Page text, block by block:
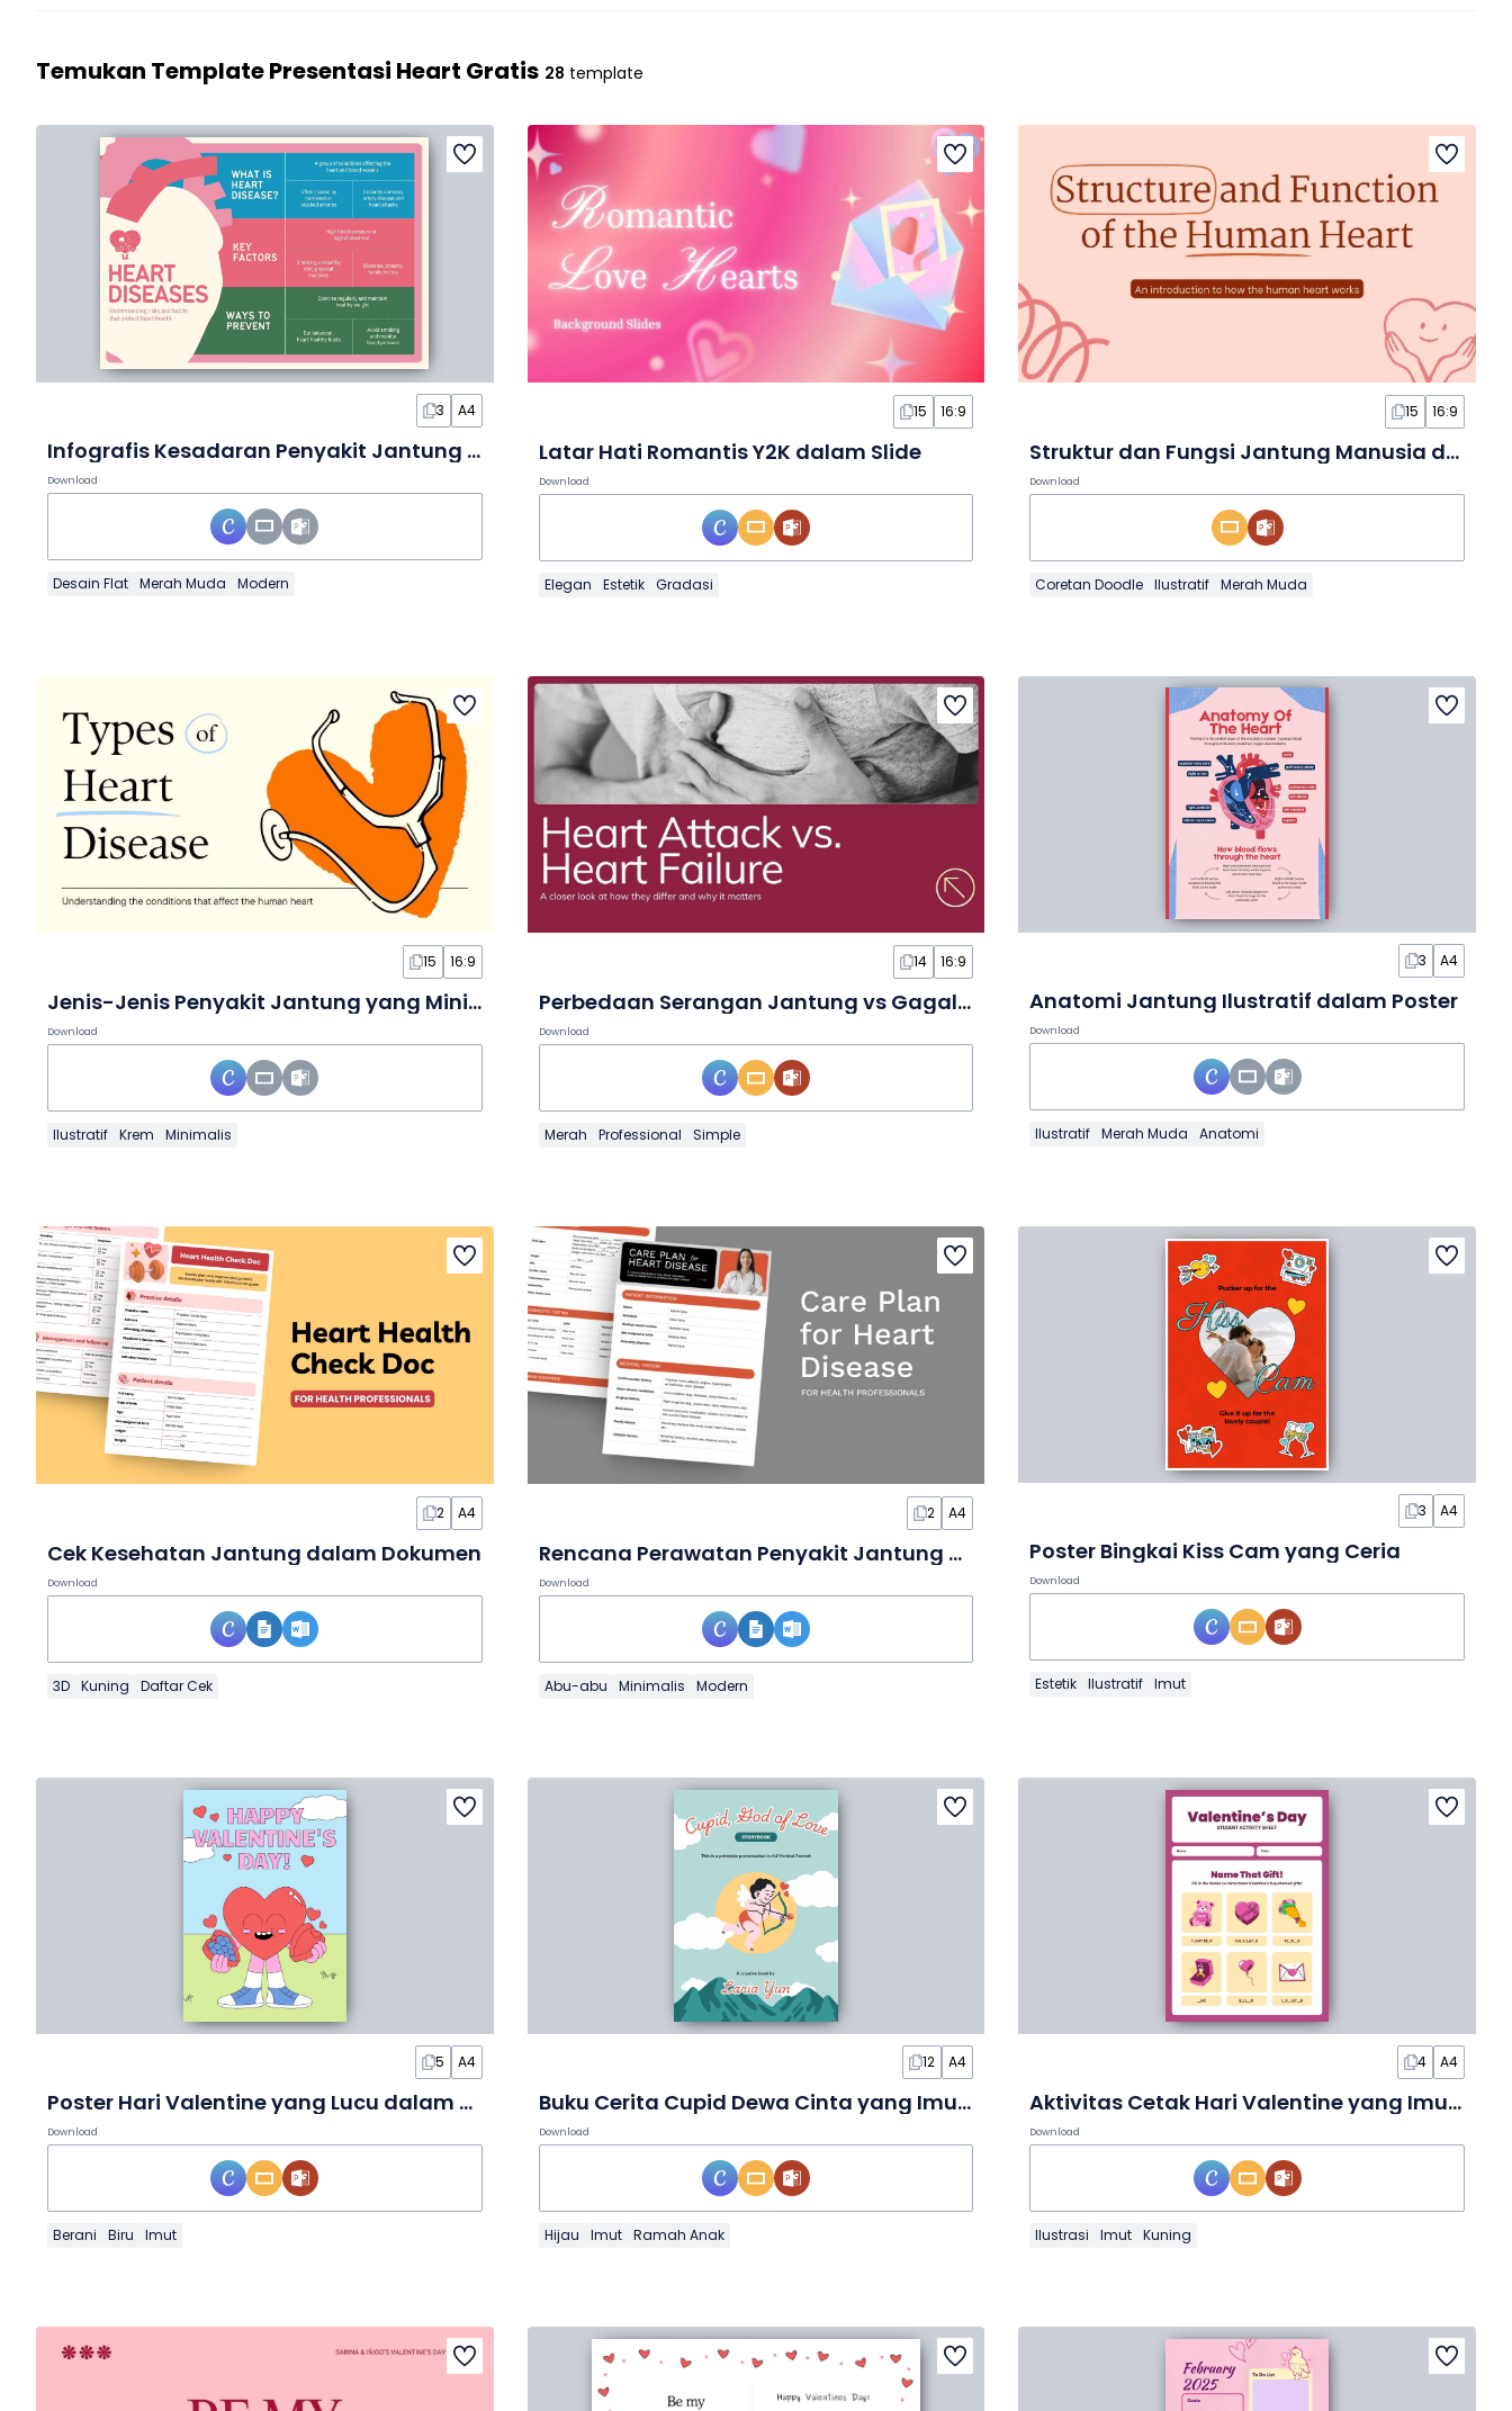
Temukan Template Presentasi Heart Gratis 28 template
3 A4
Infografis Kesadaran Penyakit Jantung dalam Slide
Download
Desain Flat Merah Muda Modern
15 16:9
Latar Hati Romantis Y2K dalam Slide
Download
Elegan Estetik Gradasi
15 16:9
Struktur dan Fungsi Jantung Manusia dalam Slide
Download
Coretan Doodle Ilustratif Merah Muda
15 16:9
Jenis-Jenis Penyakit Jantung yang Minimalis dalam Slide
Download
Ilustratif Krem Minimalis
14 16:9
Perbedaan Serangan Jantung vs Gagal Jantung dalam Slide
Download
Merah Professional Simple
3 A4
Anatomi Jantung Ilustratif dalam Poster
Download
Ilustratif Merah Muda Anatomi
2 A4
Cek Kesehatan Jantung dalam Dokumen
Download
3D Kuning Daftar Cek
2 A4
Rencana Perawatan Penyakit Jantung yang Minimalis dalam Dokumen
Download
Abu-abu Minimalis Modern
3 A4
Poster Bingkai Kiss Cam yang Ceria
Download
Estetik Ilustratif Imut
5 A4
Poster Hari Valentine yang Lucu dalam Poster
Download
Berani Biru Imut
12 A4
Buku Cerita Cupid Dewa Cinta yang Imut dalam Slide
Download
Hijau Imut Ramah Anak
4 A4
Aktivitas Cetak Hari Valentine yang Imut untuk Siswa dalam Slide
Download
Ilustrasi Imut Kuning